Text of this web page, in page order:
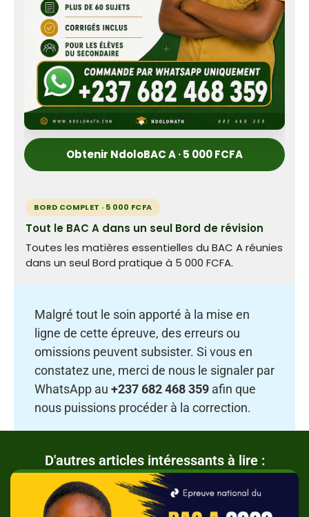
Obtenir NdoloBAC A · 5 000 FCFA
BORD COMPLET · 5 000 FCFA
Tout le BAC A dans un seul Bord de révision
Toutes les matières essentielles du BAC A réunies
dans un seul Bord pratique à 5 000 FCFA.
Malgré tout le soin apporté à la mise en
ligne de cette épreuve, des erreurs ou
omissions peuvent subsister. Si vous en
constatez une, merci de nous le signaler par
WhatsApp au +237 682 468 359 afin que
nous puissions procéder à la correction.
D'autres articles intéressants à lire :